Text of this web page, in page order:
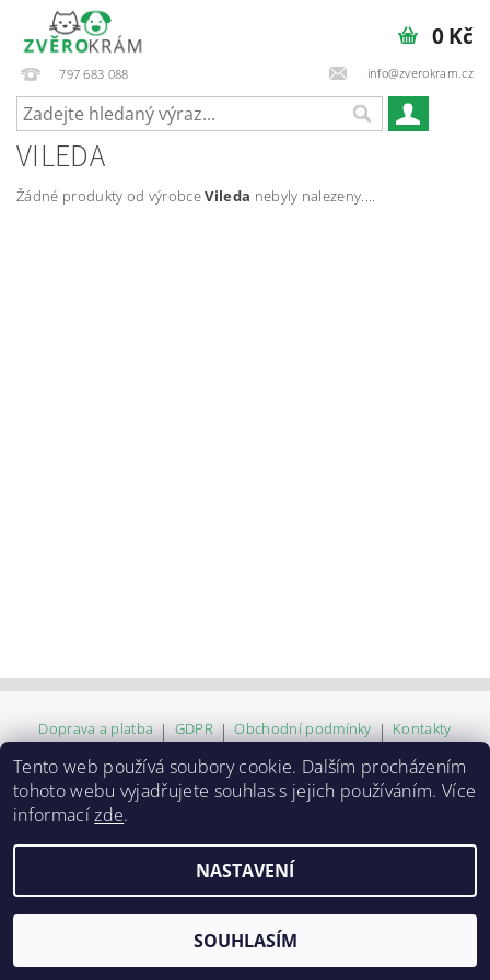
797 683 088 info@zverokram.cz
0 Kč
VILEDA
Žádné produkty od výrobceVileda nebyly nalezeny....
Doprava a platba | GDPR | Obchodní podmínky | Kontakty
2026 © ZVĚROKRÁM , všechna práva vyhrazena
Vytvořil Shoptet
Tento web používá soubory cookie. Dalším procházením
tohoto webu vyjadřujete souhlas s jejich používáním. Více
informacízde.
NASTAVENÍ
SOUHLASÍM